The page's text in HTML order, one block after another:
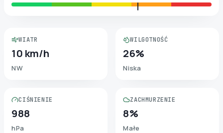
WIATR
10 km/h
NW
WILGOTNOŚĆ
26%
Niska
CIŚNIENIE
988
hPa
ZACHMURZENIE
8%
Małe